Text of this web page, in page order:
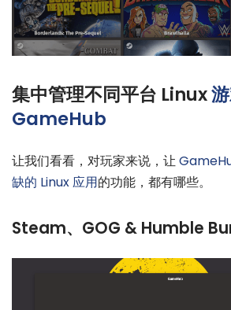
集中管理不同平台 Linux
GameHub
让我们看看，对玩家来说，让
缺的 Linux 应用的功能，都有哪些。
Steam、GOG & Humble